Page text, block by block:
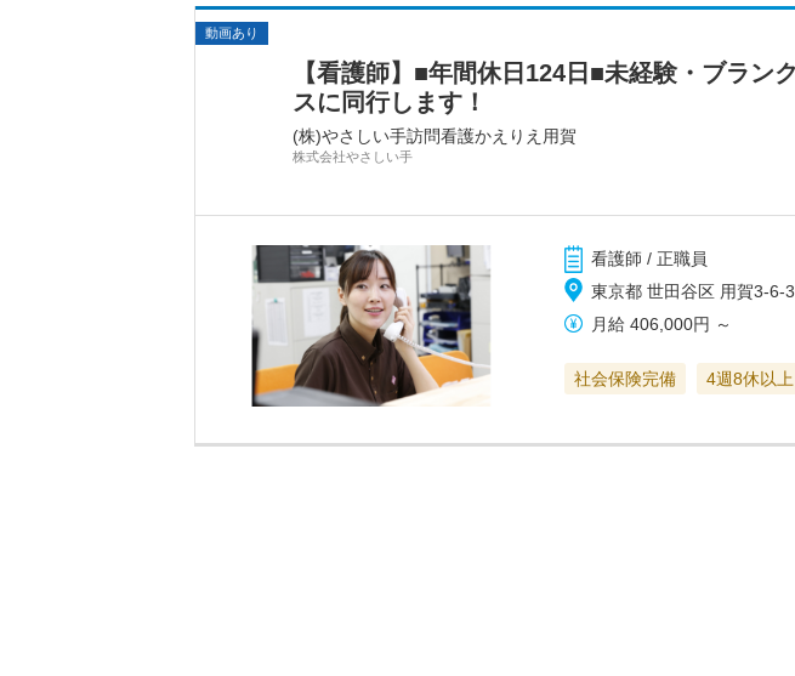
動画あり
【看護師】■年間休日124日■未経験・ブラ
スに同行します！
(株)やさしい手訪問看護かえりえ用賀
株式会社やさしい手
看護師 / 正職員
東京都 世田谷区 用賀3-6-3
月給 406,000円 ～
社会保険完備 4週8休以上